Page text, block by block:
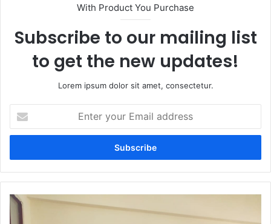
With Product You Purchase
Subscribe to our mailing list
to get the new updates!
Lorem ipsum dolor sit amet, consectetur.
your
Email